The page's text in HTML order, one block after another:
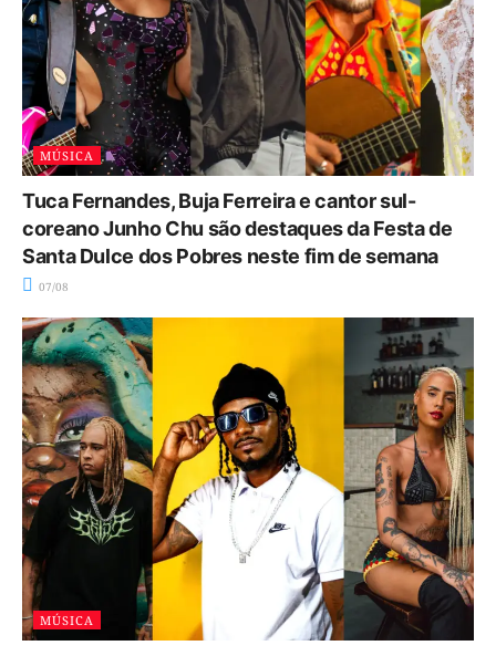
MÚSICA
Tuca Fernandes, Buja Ferreira e cantor sul-
coreano Junho Chu são destaques da Festa de
Santa Dulce dos Pobres neste fim de semana
07/08
MÚSICA